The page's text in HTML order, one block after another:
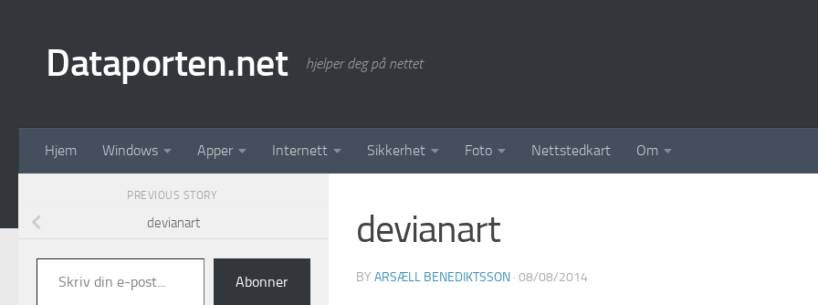
Dataporten.net hjelper deg på nettet
Hjem Windows Apper Internett Sikkerhet Foto Nettstedkart Om
devianart
BY ARSÆLL BENEDIKTSSON · 08/08/2014
PREVIOUS STORY
devianart
Skriv din e-post...
Abonner